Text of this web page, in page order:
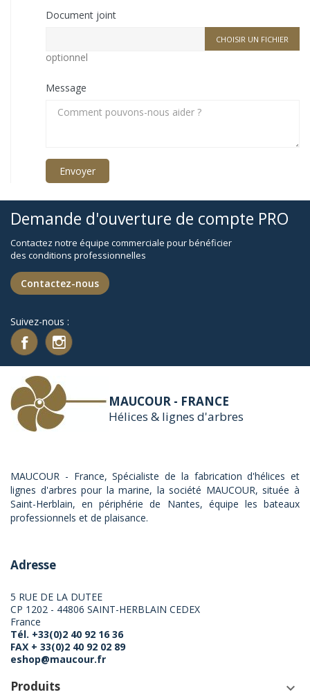
Document joint
CHOISIR UN FICHIER
optionnel
Message
Demande d'ouverture de compte PRO
Contactez notre équipe commerciale pour bénéficier
des conditions professionnelles
Contactez-nous
Suivez-nous :
MAUCOUR - FRANCE
Hélices & lignes d'arbres
MAUCOUR - France, Spécialiste de la fabrication d'hélices et
lignes d'arbres pour la marine, la société MAUCOUR, située à
Saint-Herblain, en périphérie de Nantes, équipe les bateaux
professionnels et de plaisance.
Adresse
5 RUE DE LA DUTEE
CP 1202 - 44806 SAINT-HERBLAIN CEDEX
France
Tél. +33(0)2 40 92 16 36
FAX + 33(0)2 40 92 02 89
eshop@maucour.fr
Produits keyboard_arrow_down